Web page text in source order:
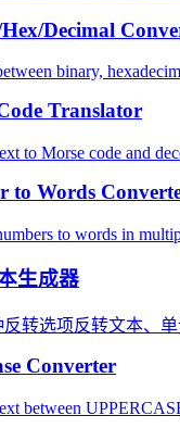
Decimal
binary,
Translator
to Morse code and
to Words
to words in
生成器
转选项反转文本、单
Converter
between